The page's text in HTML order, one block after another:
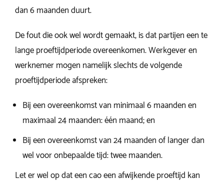
dan 6 maanden duurt.
De fout die ook wel wordt gemaakt, is dat partijen een te
lange proeftijdperiode overeenkomen. Werkgever en
werknemer mogen namelijk slechts de volgende
proeftijdperiode afspreken:
Bij een overeenkomst van minimaal 6 maanden en
maximaal 24 maanden: één maand; en
Bij een overeenkomst van 24 maanden of langer dan
wel voor onbepaalde tijd: twee maanden.
Let er wel op dat een cao een afwijkende proeftijd kan